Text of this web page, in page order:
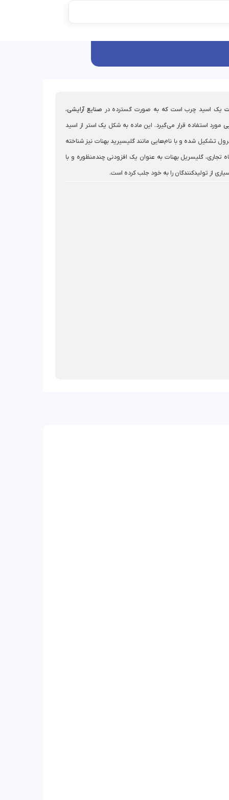
یک اسید چرب است که به صورت گسترده در صنایع آرایشی،
مورد استفاده قرار می‌گیرد. این ماده به شکل یک استر از اسید
تشکیل شده و با نام‌هایی مانند گلیسیرید بهنات نیز شناخته
تجاری، گلیسریل بهنات به عنوان یک افزودنی چندمنظوره و با
از تولیدکنندگان را به خود جلب کرده است.